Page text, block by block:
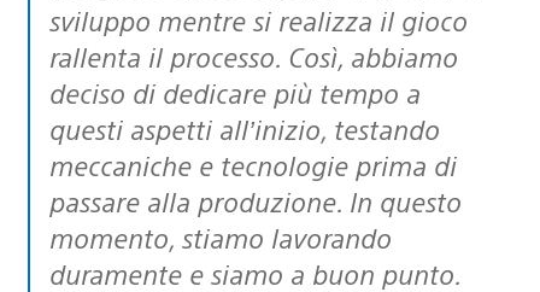
sviluppo mentre si realizza il gioco
rallenta il processo. Così, abbiamo
deciso di dedicare più tempo a
questi aspetti all’inizio, testando
meccaniche e tecnologie prima di
passare alla produzione. In questo
momento, stiamo lavorando
duramente e siamo a buon punto.